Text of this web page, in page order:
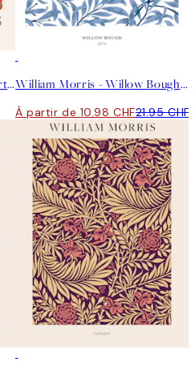
William Morris - Acanthus Portière Affiche William Morris - Willow Bough No2 Affiche
À partir de 10.98 CHF21.95 CHF